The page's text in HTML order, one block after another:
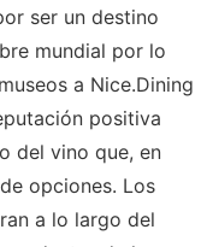
ser un destino
mundial por lo
a Nice.Dining
positiva
del vino que, en
opciones. Los
a lo largo del